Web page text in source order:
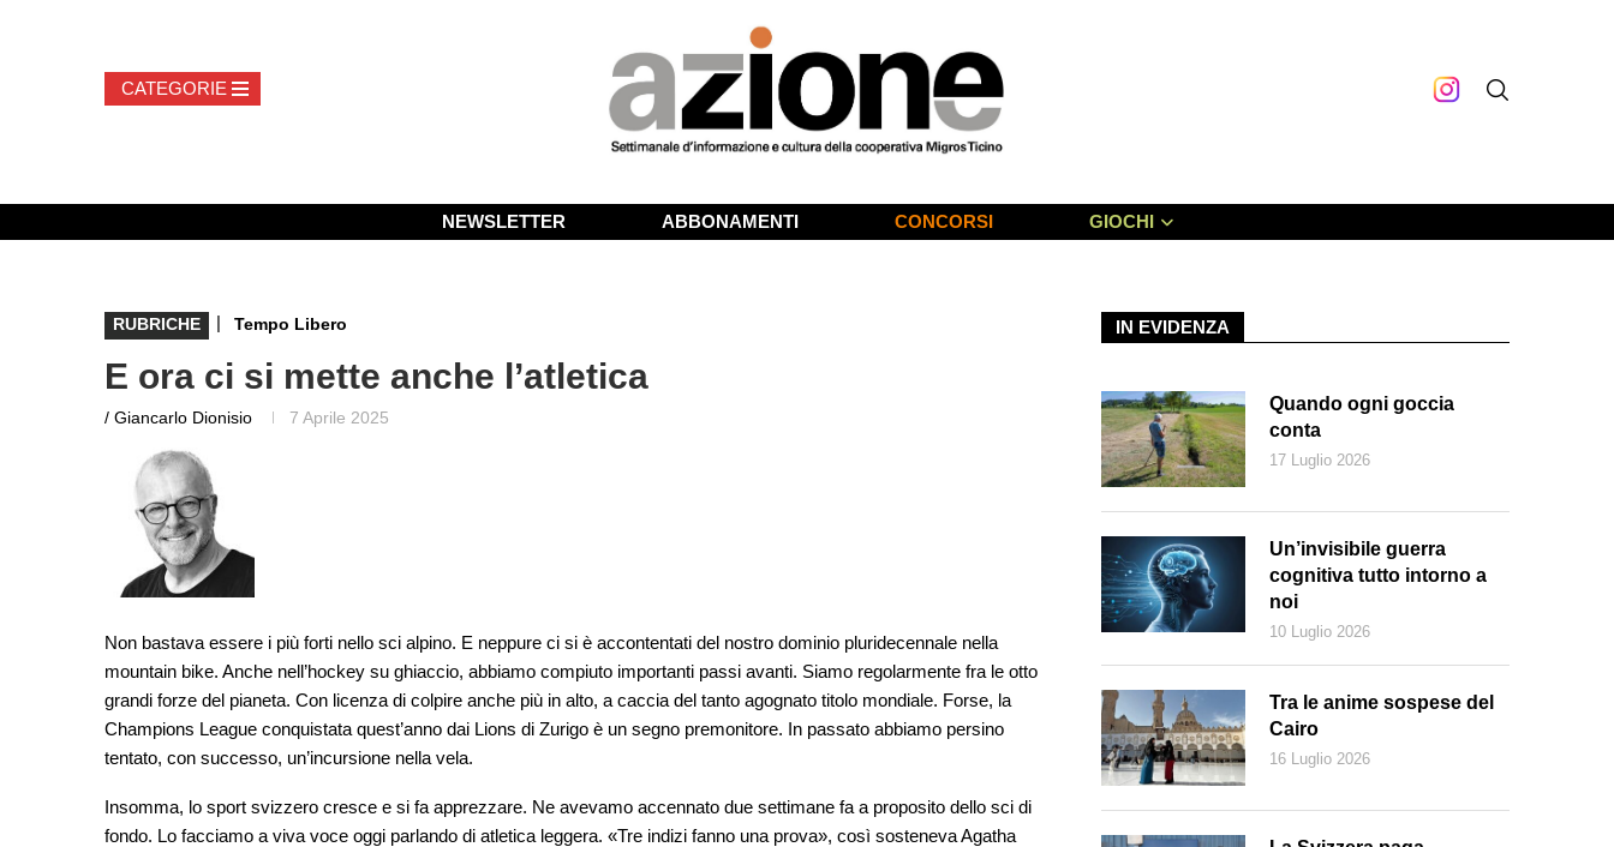
NEWSLETTER ABBONAMENTI CONCORSI GIOCHI
RUBRICHE | Tempo Libero
E ora ci si mette anche l’atletica
/ Giancarlo Dionisio 7 Aprile 2025
Non bastava essere i più forti nello sci alpino. E neppure ci si è accontentati del nostro dominio pluridecennale nella
mountain bike. Anche nell’hockey su ghiaccio, abbiamo compiuto importanti passi avanti. Siamo regolarmente fra le otto
grandi forze del pianeta. Con licenza di colpire anche più in alto, a caccia del tanto agognato titolo mondiale. Forse, la
Champions League conquistata quest’anno dai Lions di Zurigo è un segno premonitore. In passato abbiamo persino
tentato, con successo, un’incursione nella vela.
Insomma, lo sport svizzero cresce e si fa apprezzare. Ne avevamo accennato due settimane fa a proposito dello sci di
fondo. Lo facciamo a viva voce oggi parlando di atletica leggera. «Tre indizi fanno una prova», così sosteneva Agatha
IN EVIDENZA
Quando ogni goccia
conta
17 Luglio 2026
Un’invisibile guerra
cognitiva tutto intorno a
noi
10 Luglio 2026
Tra le anime sospese del
Cairo
16 Luglio 2026